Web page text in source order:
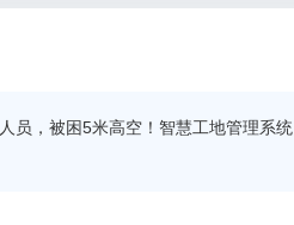
员，被困5米高空！智慧工地管理系统